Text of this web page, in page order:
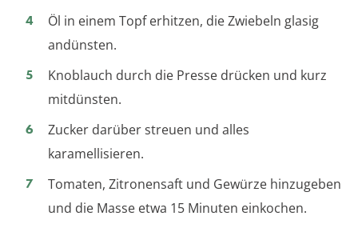
Öl in einem Topf erhitzen, die Zwiebeln glasig
andünsten.
Knoblauch durch die Presse drücken und kurz
mitdünsten.
Zucker darüber streuen und alles
karamellisieren.
Tomaten, Zitronensaft und Gewürze hinzugeben
und die Masse etwa 15 Minuten einkochen.